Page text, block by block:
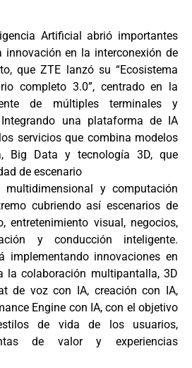
Artificial abrió importantes
innovación en la interconexión de
que ZTE lanzó su “Ecosistema
completo 3.0”, centrado en la
de múltiples terminales y
una plataforma de IA
servicios que combina modelos
Big Data y tecnología 3D, que
de escenario
multidimensional y computación
cubriendo así escenarios de
entretenimiento visual, negocios,
y conducción inteligente.
implementando innovaciones en
la colaboración multipantalla, 3D
de voz con IA, creación con IA,
Engine con IA, con el objetivo
de vida de los usuarios,
de valor y experiencias